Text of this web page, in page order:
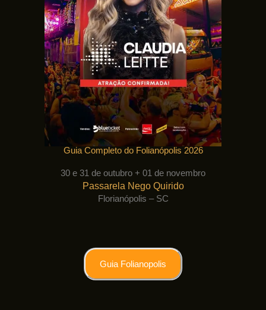
Guia Completo do Folianópolis 2026
30 e 31 de outubro + 01 de novembro
Passarela Nego Quirido
Florianópolis – SC
Guia Folianopolis